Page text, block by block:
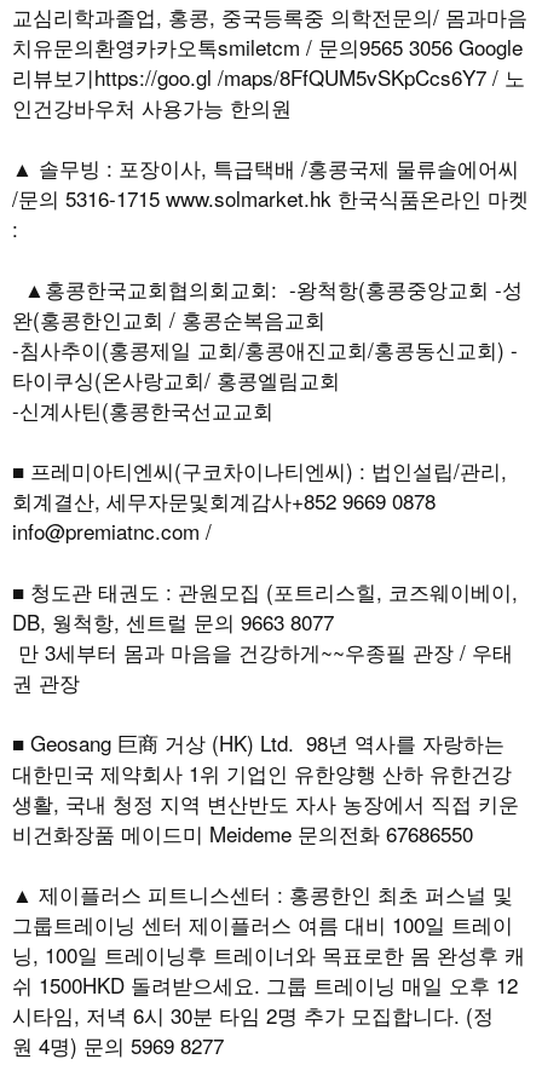
교심리학과졸업, 홍콩, 중국등록중 의학전문의/ 몸과마음
치유문의환영카카오톡smiletcm / 문의9565 3056 Google
리뷰보기https://goo.gl /maps/8FfQUM5vSKpCcs6Y7 / 노
인건강바우처 사용가능 한의원
▲ 솔무빙 : 포장이사, 특급택배 /홍콩국제 물류솔에어씨
/문의 5316-1715 www.solmarket.hk 한국식품온라인 마켓
:
▲홍콩한국교회협의회교회: -왕척항(홍콩중앙교회 -성
완(홍콩한인교회 / 홍콩순복음교회
-침사추이(홍콩제일 교회/홍콩애진교회/홍콩동신교회) -
타이쿠싱(온사랑교회/ 홍콩엘림교회
-신계사틴(홍콩한국선교교회
■ 프레미아티엔씨(구코차이나티엔씨) : 법인설립/관리,
회계결산, 세무자문및회계감사+852 9669 0878
info@premiatnc.com /
■ 청도관 태권도 : 관원모집 (포트리스힐, 코즈웨이베이,
DB, 웡척항, 센트럴 문의 9663 8077
만 3세부터 몸과 마음을 건강하게~~우종필 관장 / 우태
권 관장
■ Geosang 巨商 거상 (HK) Ltd. 98년 역사를 자랑하는
대한민국 제약회사 1위 기업인 유한양행 산하 유한건강
생활, 국내 청정 지역 변산반도 자사 농장에서 직접 키운
비건화장품 메이드미 Meideme 문의전화 67686550
▲ 제이플러스 피트니스센터 : 홍콩한인 최초 퍼스널 및
그룹트레이닝 센터 제이플러스 여름 대비 100일 트레이
닝, 100일 트레이닝후 트레이너와 목표로한 몸 완성후 캐
쉬 1500HKD 돌려받으세요. 그룹 트레이닝 매일 오후 12
시타임, 저녁 6시 30분 타임 2명 추가 모집합니다. (정
원 4명) 문의 5969 8277